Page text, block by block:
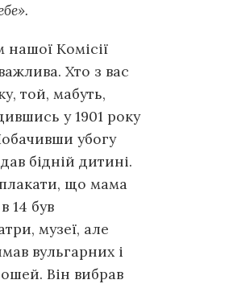
Комісії
Хто з вас
той, мабуть,
у 1901 року
убогу
бідній дитині.
плакати, що мама
14 був
музеї, але
вульгарних і
Він вибрав